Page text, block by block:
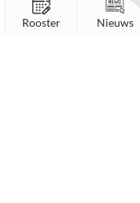
Rooster Nieuws